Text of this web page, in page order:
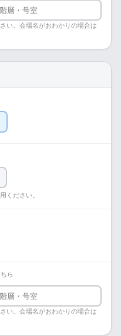
い。会場名がおわかりの場合は
ください。
ら
い。会場名がおわかりの場合は